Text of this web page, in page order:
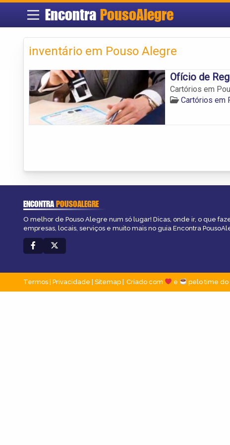
Encontra PousoAlegre
inventário em Pouso Alegre
Ofício de
Cartórios em
Cartórios em
ENCONTRAPOUSOALEGRE
O melhor de Pouso Alegre num só lugar! Dicas, onde ir, o que
empresas, locais, serviços e muito mais no guia Encontra
Termos Privacidade Sitemap Criado com e pelo time do